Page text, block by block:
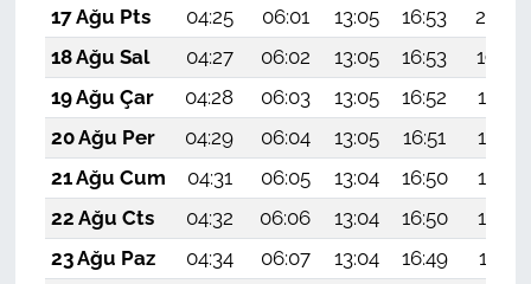
17 Ağu Pts
04:25 06:01 13:05 16:53
20:00
18 Ağu Sal
04:27 06:02 13:05 16:53
19:58
19 Ağu Çar
04:28 06:03 13:05 16:52
19:57
20 Ağu Per
04:29 06:04 13:05 16:51
19:55
21 Ağu Cum
04:31 06:05 13:04 16:50
19:54
22 Ağu Cts
04:32 06:06 13:04 16:50
19:52
23 Ağu Paz
04:34 06:07 13:04 16:49
19:51